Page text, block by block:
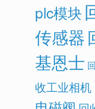
plc模块
传感器
基恩士
收工业相机